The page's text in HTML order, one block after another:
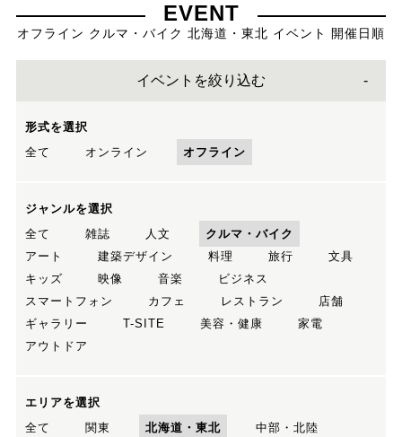
EVENT
オフライン クルマ・バイク 北海道・東北 イベント 開催日順
イベントを絞り込む
形式を選択
全て
オンライン オフライン
ジャンルを選択
全て
雑誌 人文
クルマ・バイク
アート
建築デザイン 料理 旅行
文具
キッズ
映像 音楽
ビジネス
スマートフォン
カフェ レストラン
店舗
ギャラリー
T-SITE 美容・健康
家電
アウトドア
エリアを選択
全て
関東 北海道・東北
中部・北陸